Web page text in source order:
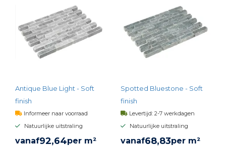
Antique Blue Light - Soft
finish
Informeer naar voorraad
Natuurlijke uitstraling
vanaf92,64per m²
Spotted Bluestone - Soft
finish
Levertijd: 2-7 werkdagen
Natuurlijke uitstraling
vanaf68,83per m²